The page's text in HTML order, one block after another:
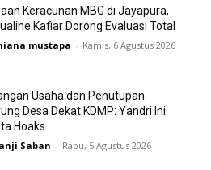
Keracunan MBG di Jayapura,
Kafiar Dorong Evaluasi Total
mustapa - Kamis, 6 Agustus 2026
Usaha dan Penutupan
Desa Dekat KDMP: Yandri Ini
Hoaks
Saban - Rabu, 5 Agustus 2026